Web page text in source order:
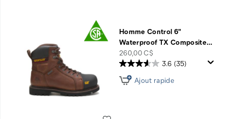
Homme Control 6"
Waterproof TX Composite…
price
260,00 C$
3.6 (35)
Ajout rapide